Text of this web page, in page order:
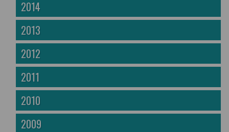
2014
2013
2012
2011
2010
2009